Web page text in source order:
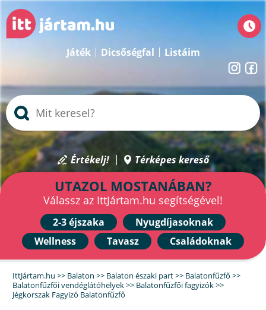
Játék Dicsőségfal Listáim
Értékelj! Térképes kereső
UTAZOL MOSTANÁBAN?
Válassz az IttJártam.hu segítségével!
2-3 éjszaka
Nyugdíjasoknak
Wellness
Tavasz Családoknak
IttJártam.hu >> Balaton >> Balaton északi part>> Balatonfűzfő >>
Balatonfűzfői vendéglátóhelyek>> Balatonfűzfői fagyizók>>
Jégkorszak Fagyizó Balatonfűzfő